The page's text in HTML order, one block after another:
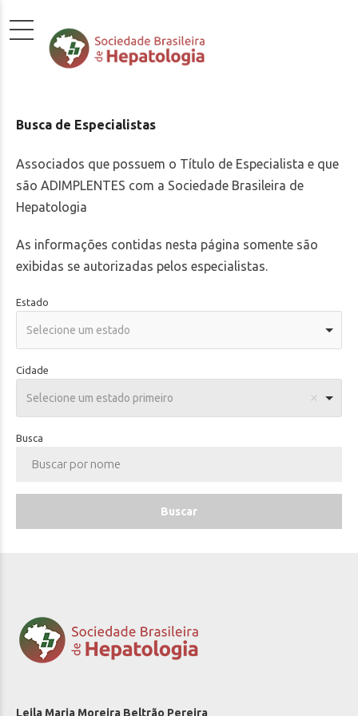
Busca de Especialistas
Associados que possuem o Título de Especialista e que
são ADIMPLENTES com a Sociedade Brasileira de
Hepatologia
As informações contidas nesta página somente são
exibidas se autorizadas pelos especialistas.
Estado
Selecione um estado
Cidade
Selecione um estado primeiro
Busca
Buscar
Leila Maria Moreira Beltrão Pereira